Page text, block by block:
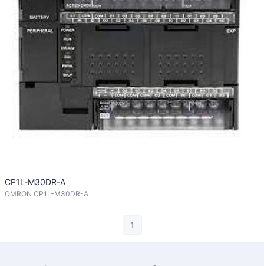
CP1L-M30DR-A
OMRON CP1L-M30DR-A
1